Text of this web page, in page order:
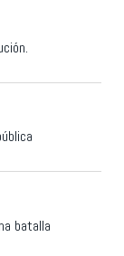
batalla